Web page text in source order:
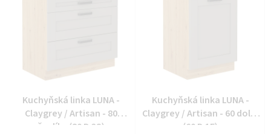
Kuchyňská linka LUNA -
Claygrey / Artisan - 80
šuplíky (80 D 3S)
Kuchyňská linka LUNA -
Claygrey / Artisan - 60 dolní
(60 D 1F)